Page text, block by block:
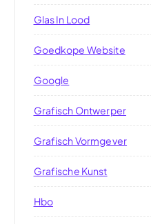
Glas In Lood
Goedkope Website
Google
Grafisch Ontwerper
Grafisch Vormgever
Grafische Kunst
Hbo